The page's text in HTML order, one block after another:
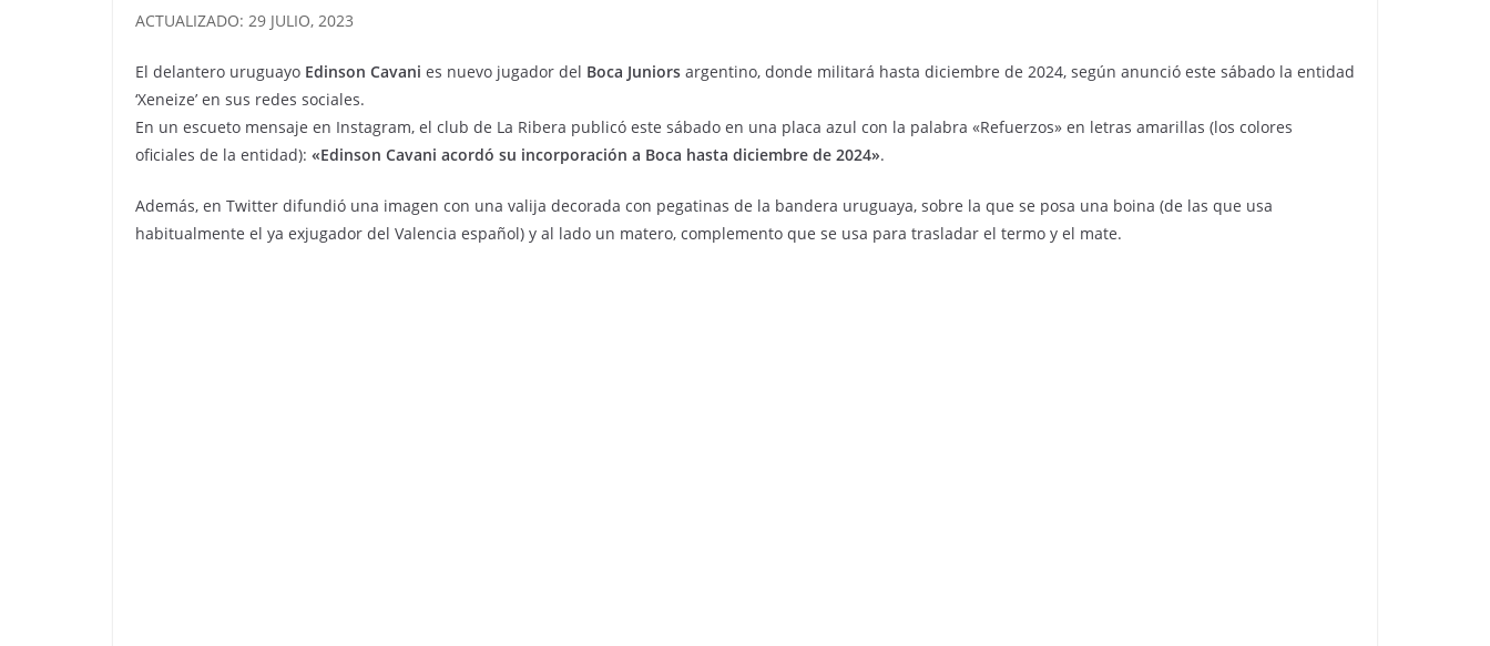
ACTUALIZADO: 29 JULIO, 2023
El delantero uruguayo Edinson Cavani es nuevo jugador del Boca Juniors argentino, donde militará hasta diciembre de 2024, según anunció este sábado la entidad
‘Xeneize’ en sus redes sociales.
En un escueto mensaje en Instagram, el club de La Ribera publicó este sábado en una placa azul con la palabra «Refuerzos» en letras amarillas (los colores
oficiales de la entidad): «Edinson Cavani acordó su incorporación a Boca hasta diciembre de 2024».
Además, en Twitter difundió una imagen con una valija decorada con pegatinas de la bandera uruguaya, sobre la que se posa una boina (de las que usa
habitualmente el ya exjugador del Valencia español) y al lado un matero, complemento que se usa para trasladar el termo y el mate.